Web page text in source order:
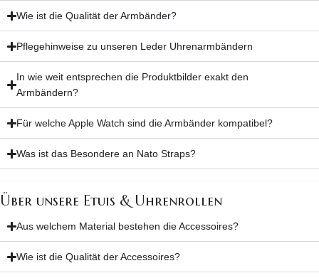
Wie ist die Qualität der Armbänder?
Pflegehinweise zu unseren Leder Uhrenarmbändern
In wie weit entsprechen die Produktbilder exakt den
Armbändern?
Für welche Apple Watch sind die Armbänder kompatibel?
Was ist das Besondere an Nato Straps?
Über unsere Etuis & Uhrenrollen
Aus welchem Material bestehen die Accessoires?
Wie ist die Qualität der Accessoires?